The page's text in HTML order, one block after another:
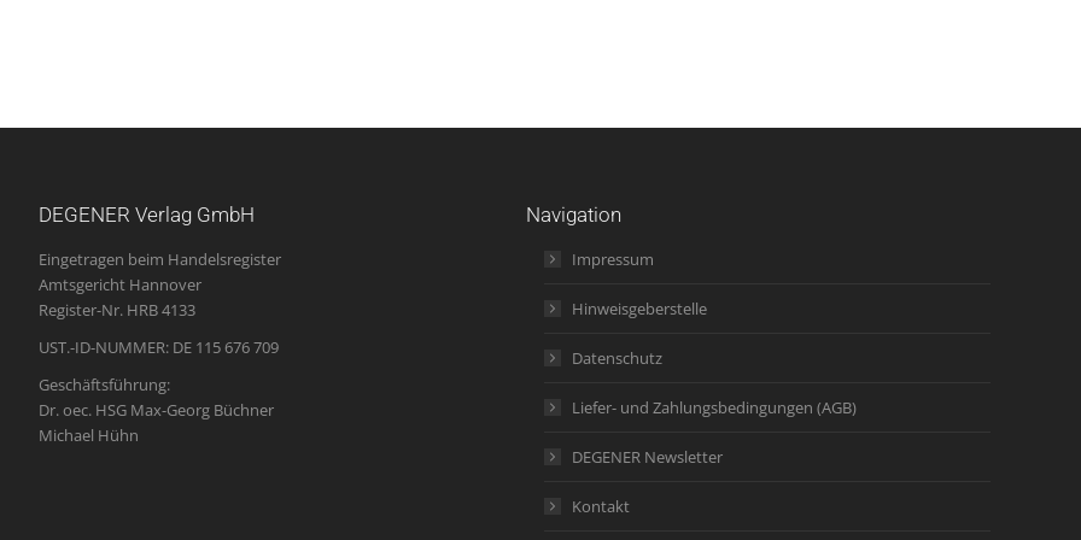
DEGENER Verlag GmbH
Eingetragen beim Handelsregister
Amtsgericht Hannover
Register-Nr. HRB 4133
UST.-ID-NUMMER: DE 115 676 709
Geschäftsführung:
Dr. oec. HSG Max-Georg Büchner
Michael Hühn
Navigation
Impressum
Hinweisgeberstelle
Datenschutz
Liefer- und Zahlungsbedingungen (AGB)
DEGENER Newsletter
Kontakt